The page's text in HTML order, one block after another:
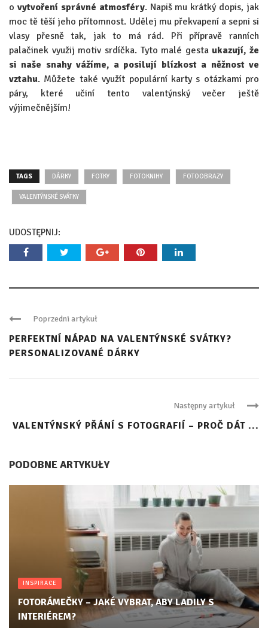
o vytvoření správné atmosféry. Napiš mu krátký dopis, jak
moc tě těší jeho přítomnost. Udělej mu překvapení a sepni si
vlasy přesně tak, jak to má rád. Při přípravě ranních
palačinek využij motiv srdíčka. Tyto malé gestaukazují, že
si naše snahy vážíme, a posilují blízkost a něžnost ve
vztahu. Můžete také využít populární karty s otázkami pro
páry, které učiní tento valentýnský večer ještě
výjimečnějším!
TAGS DÁRKY FOTKY FOTOKNIHY FOTOOBRAZY
VALENTÝNSKÉ SVÁTKY
UDOSTĘPNIJ:
Poprzedni artykuł
PERFEKTNÍ NÁPAD NA VALENTÝNSKÉ SVÁTKY?
PERSONALIZOVANÉ DÁRKY
Następny artykuł
VALENTÝNSKÝ PŘÁNÍ S FOTOGRAFIÍ – PROČ DÁT ...
PODOBNE ARTYKUŁY
INSPIRACE
FOTORÁMEČKY – JAKÉ VYBRAT, ABY LADILY S
INTERIÉREM?